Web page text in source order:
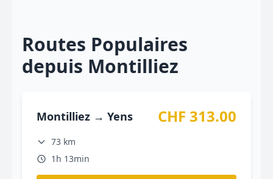
Routes Populaires
depuis Montilliez
Montilliez → Yens CHF 313.00
73 km
1h 13min